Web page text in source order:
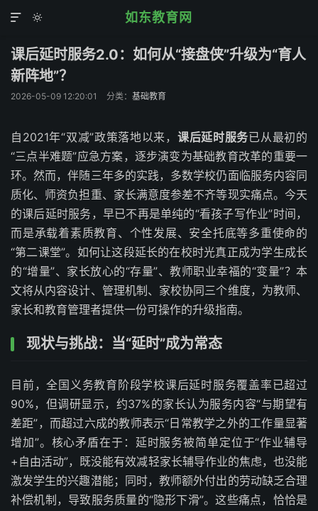
如东教育网


课后延时服务2.0：如何从“接盘侠”升级为“育人
新阵地”？
2026-05-09 12:20:01 分类： 基础教育
自2021年“双减”政策落地以来， 课后延时服务已从最初的
“三点半难题”应急方案，逐步演变为基础教育改革的重要一
环。然而，伴随三年多的实践，多数学校仍面临服务内容同
质化、师资负担重、家长满意度参差不齐等现实痛点。今天
的课后延时服务，早已不再是单纯的“看孩子写作业”时间，
而是承载着素质教育、个性发展、安全托底等多重使命的
“第二课堂”。如何让这段延长的在校时光真正成为学生成长
的“增量”、家长放心的“存量”、教师职业幸福的“变量”？本
文将从内容设计、管理机制、家校协同三个维度，为教师、
家长和教育管理者提供一份可操作的升级指南。
现状与挑战：当“延时”成为常态
目前，全国义务教育阶段学校课后延时服务覆盖率已超过
90%，但调研显示，约37%的家长认为服务内容“与期望有
差距”，而超过六成的教师表示“日常教学之外的工作量显著
增加”。核心矛盾在于：延时服务被简单定位于“作业辅导
+自由活动”，既没能有效减轻家长辅导作业的焦虑，也没能
激发学生的兴趣潜能；同时，教师额外付出的劳动缺乏合理
补偿机制，导致服务质量的“隐形下滑”。这些痛点，恰恰是